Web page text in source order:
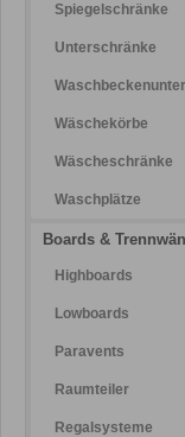
Spiegelschränke
Unterschränke
Wäschekörbe
Wäscheschränke
Waschplätze
Boards &
Highboards
Lowboards
Paravents
Raumteiler
Regalsysteme